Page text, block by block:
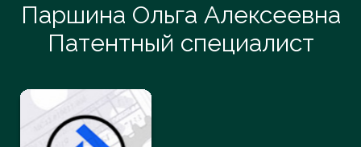
Паршина Ольга Алексеевна
Патентный специалист